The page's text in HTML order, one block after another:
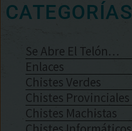
CATEGORÍAS
Se Abre El Telón…
Enlaces
Chistes Verdes
Chistes Provinciales
Chistes Machistas